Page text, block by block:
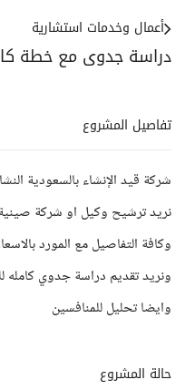
دراسة جدوى مع خطة
أعمال وخدمات استشارية
تفاصيل المشروع
شركة قيد الإنشاء بالسعودية
نريد ترشيح وكيل او شركة
وكافة التفاصيل مع المورد
ونريد تقديم دراسة جدوي كامله
وايضا تحليل للمنافسين
حالة المشروع